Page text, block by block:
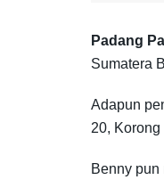
Padang
Sumatera
Adapun
20,
Benny